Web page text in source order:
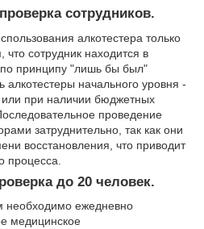
сотрудников.
алкотестера только
что сотрудник находится в
принципу "лишь бы был"
алкотестеры начального уровня -
при наличии бюджетных
проведение
затруднительно, так как они
восстановления, что приводит
процесса.
до 20 человек.
необходимо ежедневно
медицинское